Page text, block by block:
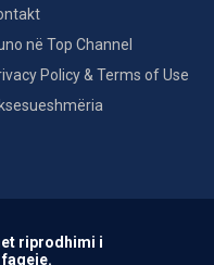
në Top Channel
Policy & Terms of Use
riprodhimi i